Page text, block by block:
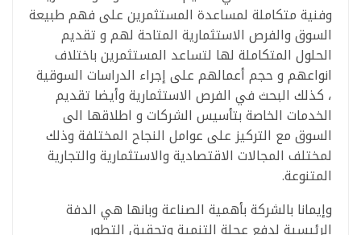
وفنية متكاملة لمساعدة المستثمرين على فهم طبيعة
السوق والفرص الاستثمارية المتاحة لهم و تقديم
الحلول المتكاملة لها لتساعد المستثمرين باختلاف
انواعهم و حجم أعمالهم على إجراء الدراسات السوقية
، كذلك البحث في الفرص الاستثمارية وأيضا تقديم
الخدمات الخاصة بتأسيس الشركات و اطلاقها الى
السوق مع التركيز على عوامل النجاح المختلفة وذلك
لمختلف المجالات الاقتصادية والاستثمارية والتجارية
المتنوعة.
وإيمانا بالشركة بأهمية الصناعة وبانها هي الدفة
الرئيسية لدفع عجلة التنمية وتحقيق التطور